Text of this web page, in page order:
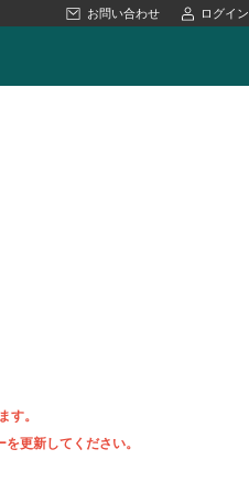
お問い合わせ ログイン
す。
更新してください。